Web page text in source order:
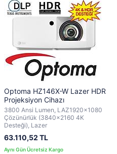
Optoma HZ146X-W Lazer HDR
Projeksiyon Cihazı
3800 Ansi Lumen, LAZ1920x1080
Çözünürlük (3840x2160 4K
Desteği), Lazer
63.110,52 TL